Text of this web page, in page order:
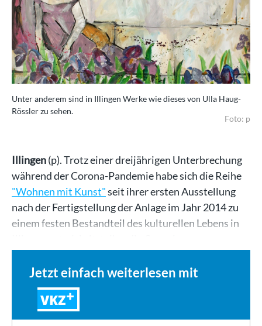
Unter anderem sind in Illingen Werke wie dieses von Ulla Haug-
Rössler zu sehen.
Foto: p
Illingen(p). Trotz einer dreijährigen Unterbrechung
während der Corona-Pandemie habe sich die Reihe
"Wohnen mit Kunst"seit ihrer ersten Ausstellung
nach der Fertigstellung der Anlage im Jahr 2014 zu
einem festen Bestandteil des kulturellen Lebens in
Jetzt einfach weiterlesen mit
VKZ